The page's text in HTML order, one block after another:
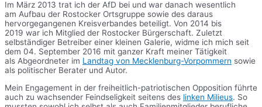
Im März 2013 trat ich der AfD bei und war danach wesentlich
am Aufbau der Rostocker Ortsgruppe sowie des daraus
hervorgegangenen Kreisverbandes beteiligt. Von 2014 bis
2019 war ich Mitglied der Rostocker Bürgerschaft. Zuletzt
selbständiger Betreiber einer kleinen Galerie, widme ich mich seit
dem 04. September 2016 mit ganzer Kraft meiner Tätigkeit
als Abgeordneter im Landtag von Mecklenburg-Vorpommern sowie
als politischer Berater und Autor.
Mein Engagement in der freiheitlich-patriotischen Opposition führte
auch zu wachsender Feindseligkeit seitens des linken Milieus. So